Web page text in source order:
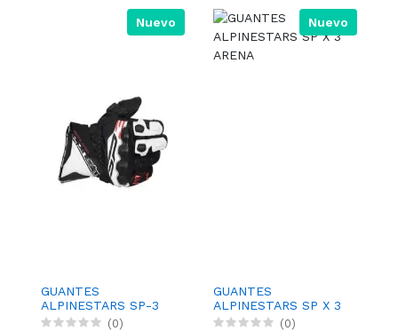
Nuevo
GUANTES
ALPINESTARS SP-3
NGO/BCO/ROJ
(0)
Nuevo
GUANTES
ALPINESTARS SP X 3
ARENA
(0)